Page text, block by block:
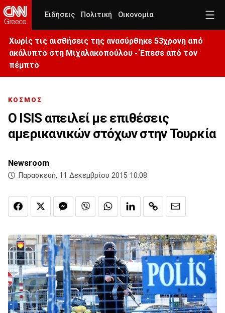
Ειδήσεις Πολιτική Οικονομία
Χωρίς τις αισθήσεις της ανασύρθηκε 53χρονη από
ακάλυπτο στη Μιχαλακοπούλου - Έπεσε από τον
πέμπτο
ΚΟΣΜΟΣ
Ο ISIS απειλεί με επιθέσεις
αμερικανικών στόχων στην Τουρκία
Newsroom
Παρασκευή, 11 Δεκεμβρίου 2015 10:08